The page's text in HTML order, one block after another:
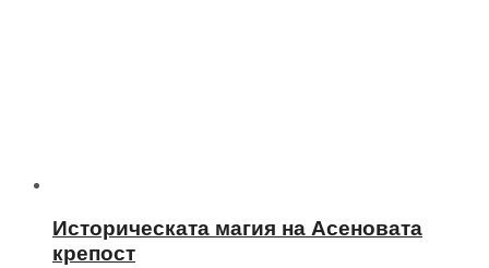
Историческата магия на Асеновата
крепост